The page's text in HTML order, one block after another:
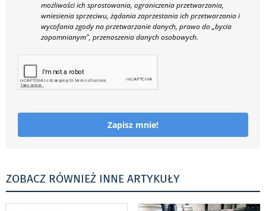
możliwości ich sprostowania, ograniczenia przetwarzania,
wniesienia sprzeciwu, żądania zaprzestania ich przetwarzania i
wycofania zgody na przetwarzanie danych, prawo do „bycia
zapomnianym", przenoszenia danych osobowych.
Zapisz mnie!
ZOBACZ RÓWNIEŻ INNE ARTYKUŁY